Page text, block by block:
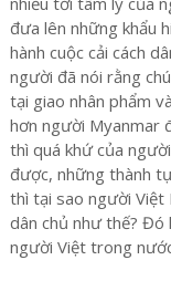
đưa lên những khẩu
hành cuộc cải cách
người đã nói rằng
tại giao nhân phẩm
hơn người Myanmar
thì quá khứ của
được, những thành
thì tại sao người Việt
dân chủ như thế? Đó
người Việt trong